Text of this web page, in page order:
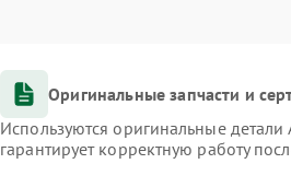
Оригинальные запчасти и
Используются оригинальные
гарантирует корректную работу